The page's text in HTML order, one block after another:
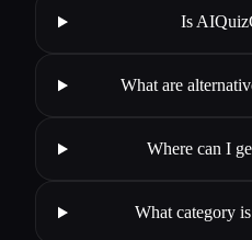
Is
What are
Where can I
What category